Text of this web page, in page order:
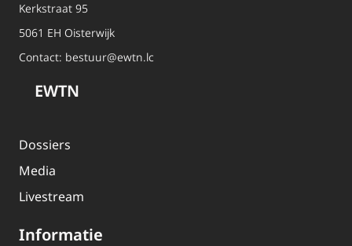
Kerkstraat 95
5061 EH Oisterwijk
Contact: bestuur@ewtn.lc
EWTN
Dossiers
Media
Livestream
Informatie